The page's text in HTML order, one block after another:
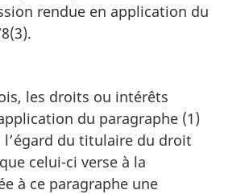
rendue en application du
les droits ou intérêts
du paragraphe (1)
l’égard du titulaire du droit
celui-ci verse à la
à ce paragraphe une